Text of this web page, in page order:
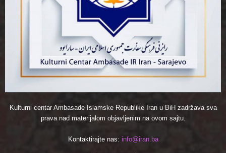
Kulturni centar Ambasade Islamske Republike Iran u BiH zadržava sva
prava nad materijalom objavljenim na ovom sajtu.
Kontaktirajte nas: info@iran.ba